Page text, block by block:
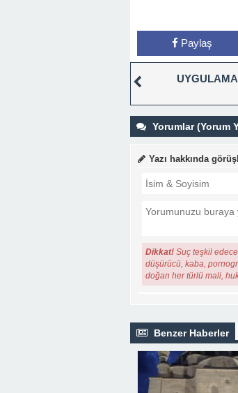
Paylaş
Yorumlar (Yorum
Yazı hakkında
Dikkat! Suç teşkil
düşürücü, kaba,
doğan her türlü mali,
Benzer Haberler